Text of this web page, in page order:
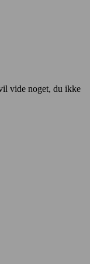
vide noget, du ikke